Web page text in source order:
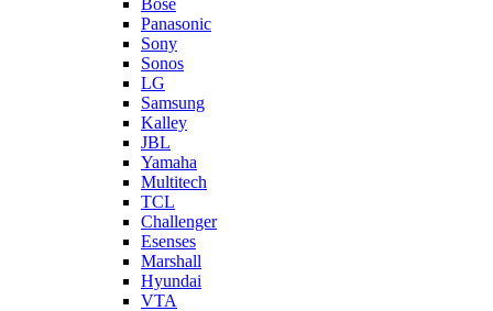
Panasonic
Sony
Sonos
LG
Samsung
Kalley
JBL
Yamaha
Multitech
TCL
Challenger
Esenses
Marshall
Hyundai
VTA